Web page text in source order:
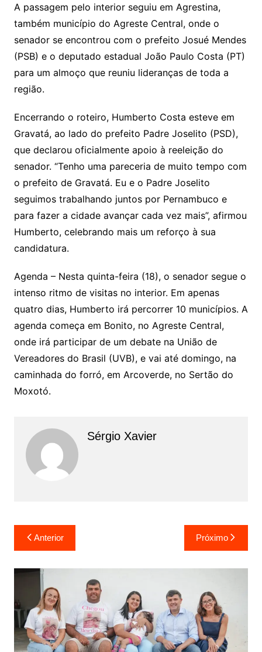
A passagem pelo interior seguiu em Agrestina,
também município do Agreste Central, onde o
senador se encontrou com o prefeito Josué Mendes
(PSB) e o deputado estadual João Paulo Costa (PT)
para um almoço que reuniu lideranças de toda a
região.
Encerrando o roteiro, Humberto Costa esteve em
Gravatá, ao lado do prefeito Padre Joselito (PSD),
que declarou oficialmente apoio à reeleição do
senador. “Tenho uma pareceria de muito tempo com
o prefeito de Gravatá. Eu e o Padre Joselito
seguimos trabalhando juntos por Pernambuco e
para fazer a cidade avançar cada vez mais”, afirmou
Humberto, celebrando mais um reforço à sua
candidatura.
Agenda – Nesta quinta-feira (18), o senador segue o
intenso ritmo de visitas no interior. Em apenas
quatro dias, Humberto irá percorrer 10 municípios. A
agenda começa em Bonito, no Agreste Central,
onde irá participar de um debate na União de
Vereadores do Brasil (UVB), e vai até domingo, na
caminhada do forró, em Arcoverde, no Sertão do
Moxotó.
Sérgio Xavier
Anterior Próximo